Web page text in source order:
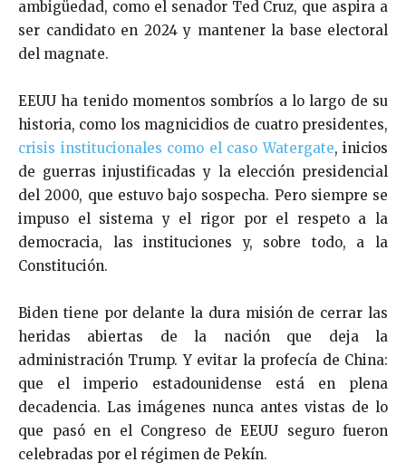
ambigüedad, como el senador Ted Cruz, que aspira a
ser candidato en 2024 y mantener la base electoral
del magnate.
EEUU ha tenido momentos sombríos a lo largo de su
historia, como los magnicidios de cuatro presidentes,
crisis institucionales como el caso Watergate, inicios
de guerras injustificadas y la elección presidencial
del 2000, que estuvo bajo sospecha. Pero siempre se
impuso el sistema y el rigor por el respeto a la
democracia, las instituciones y, sobre todo, a la
Constitución.
Biden tiene por delante la dura misión de cerrar las
heridas abiertas de la nación que deja la
administración Trump. Y evitar la profecía de China:
que el imperio estadounidense está en plena
decadencia. Las imágenes nunca antes vistas de lo
que pasó en el Congreso de EEUU seguro fueron
celebradas por el régimen de Pekín.